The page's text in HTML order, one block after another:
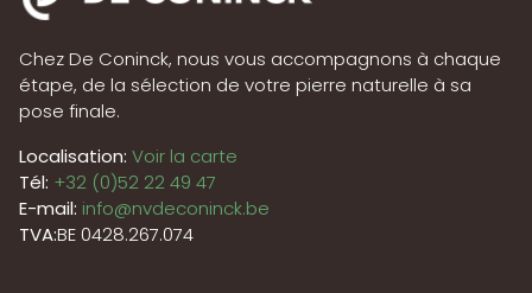
Chez De Coninck, nous vous accompagnons à chaque
étape, de la sélection de votre pierre naturelle à sa
pose finale.
Localisation: Voir la carte
Tél: +32 (0)52 22 49 47
E-mail: info@nvdeconinck.be
TVA:BE 0428.267.074